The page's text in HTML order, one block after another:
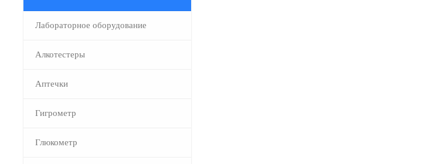
Лабораторное оборудование
Алкотестеры
Аптечки
Гигрометр
Глюкометр